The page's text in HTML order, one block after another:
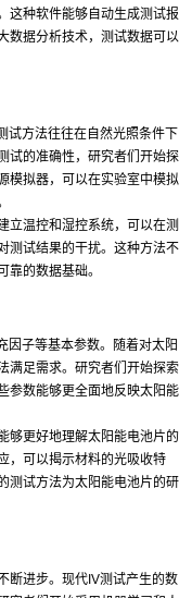
这种软件能够自动生成测试报
数据分析技术，测试数据可以
试方法往往在自然光照条件下
试的准确性，研究者们开始探
模拟器，可以在实验室中模拟
立温控和湿控系统，可以在测
测试结果的干扰。这种方法不
的数据基础。
因子等基本参数。随着对太阳
满足需求。研究者们开始探索
参数能够更全面地反映太阳能
够更好地理解太阳能电池片的
，可以揭示材料的光吸收特
测试方法为太阳能电池片的研
断进步。现代IV测试产生的数